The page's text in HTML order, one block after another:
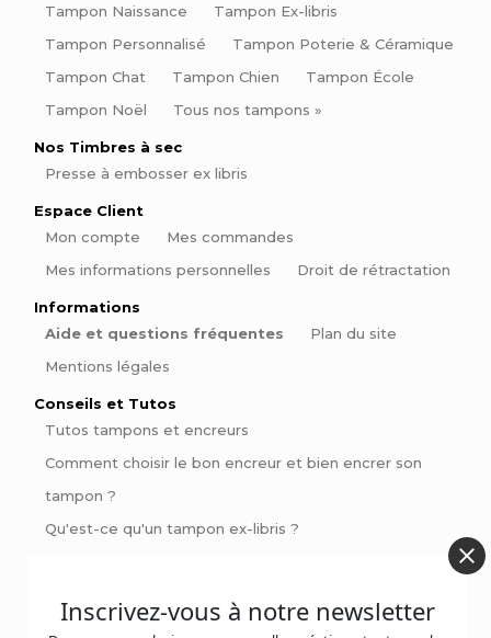
Tampon Naissance
Tampon Ex-libris
Tampon Personnalisé
Tampon Poterie & Céramique
Tampon Chat
Tampon Chien
Tampon École
Tampon Noël
Tous nos tampons »
Nos Timbres à sec
Presse à embosser ex libris
Espace Client
Mon compte
Mes commandes
Mes informations personnelles
Droit de rétractation
Informations
Aide et questions fréquentes
Plan du site
Mentions légales
Conseils et Tutos
Tutos tampons et encreurs
Comment choisir le bon encreur et bien encrer son
tampon ?
Qu'est-ce qu'un tampon ex-libris ?
Inscrivez-vous à notre newsletter